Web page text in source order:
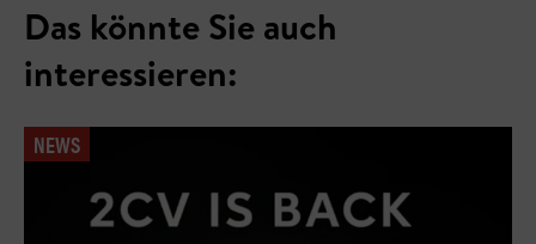
Das könnte Sie auch
interessieren:
NEWS